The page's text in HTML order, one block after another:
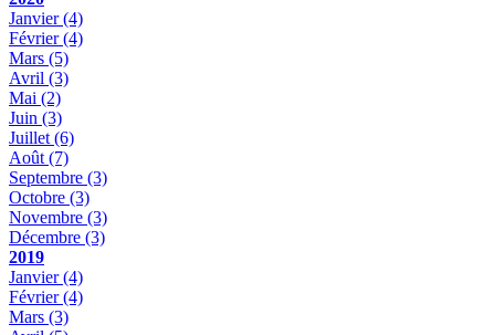
Janvier(4)
Février(4)
Mars (5)
Avril (3)
Mai (2)
Juin (3)
Juillet (6)
Août (7)
Septembre (3)
Octobre (3)
Novembre (3)
Décembre (3)
2019
Janvier(4)
Février(4)
Mars (3)